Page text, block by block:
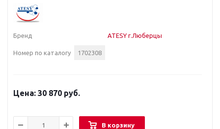
Бренд ATESY г.Люберцы
Номер по каталогу 1702308
30 870 руб.
В корзину